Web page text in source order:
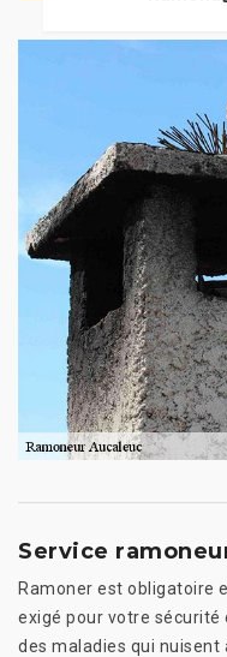
Service
Ramoner est obligatoire
exigé pour votre sécurité
des maladies qui nuisent